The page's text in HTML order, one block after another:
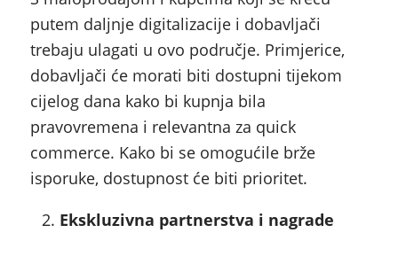
putem daljnje digitalizacije i dobavljači
trebaju ulagati u ovo područje. Primjerice,
dobavljači će morati biti dostupni tijekom
cijelog dana kako bi kupnja bila
pravovremena i relevantna za quick
commerce. Kako bi se omogućile brže
isporuke, dostupnost će biti prioritet.
Ekskluzivna partnerstva i nagrade